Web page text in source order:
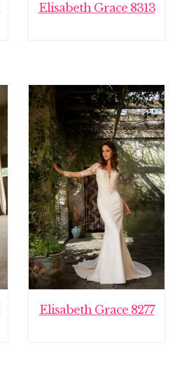
Elisabeth Grace 8313
Elisabeth Grace 8277